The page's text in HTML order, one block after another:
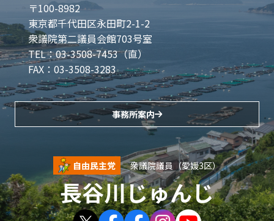
〒100-8982
東京都千代田区永田町2-1-2
衆議院第二議員会館703号室
TEL：03-3508-7453（直）
FAX：03-3508-3283
事務所案内
自由民主党 衆議院議員（愛媛3区）
長谷川じゅんじ